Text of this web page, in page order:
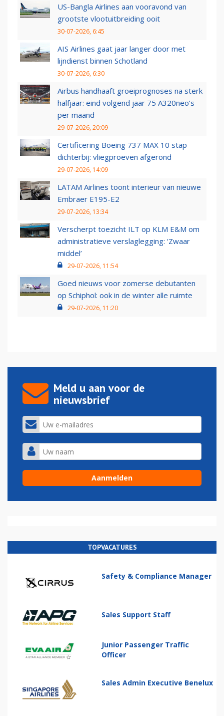
US-Bangla Airlines aan vooravond van
grootste vlootuitbreiding ooit
30-07-2026, 6:45
AIS Airlines gaat jaar langer door met
lijndienst binnen Schotland
30-07-2026, 6:30
Airbus handhaaft groeiprognoses na sterk
halfjaar: eind volgend jaar 75 A320neo’s
per maand
29-07-2026, 20:09
Certificering Boeing 737 MAX 10 stap
dichterbij: vliegproeven afgerond
29-07-2026, 14:09
LATAM Airlines toont interieur van nieuwe
Embraer E195-E2
29-07-2026, 13:34
Verscherpt toezicht ILT op KLM E&M om
administratieve verslaglegging: ‘Zwaar
middel’
29-07-2026, 11:54
Goed nieuws voor zomerse debutanten
op Schiphol: ook in de winter alle ruimte
29-07-2026, 11:20
Meld u aan voor de
nieuwsbrief
TOPVACATURES
Safety & Compliance Manager
Sales Support Staff
Junior Passenger Traffic
Officer
Sales Admin Executive Benelux